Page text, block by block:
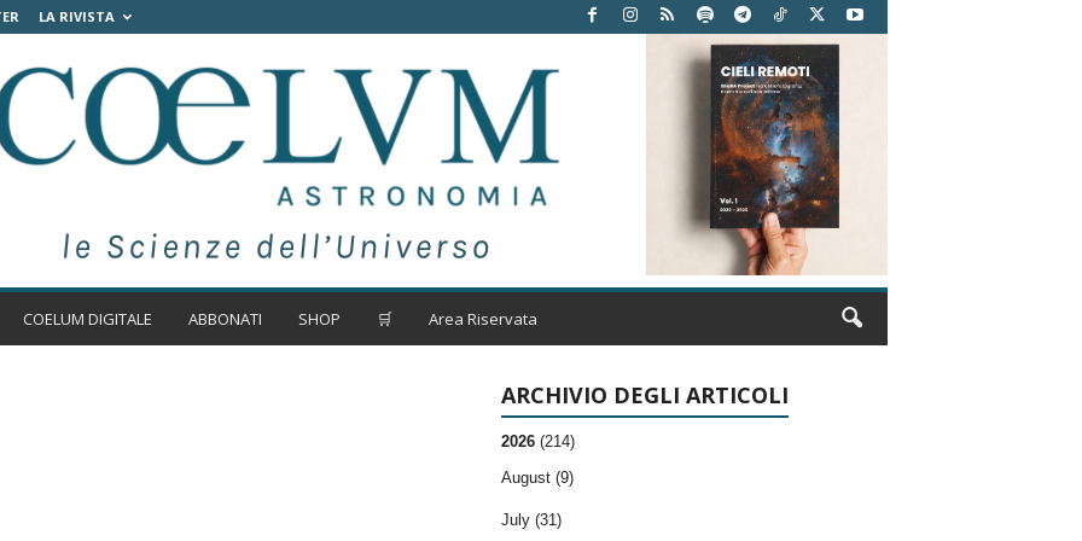
LA RIVISTA
COELUM DIGITALE ABBONATI SHOP 🛒 Area Riservata
ARCHIVIO DEGLI ARTICOLI
2026 (214)
August (9)
July (31)